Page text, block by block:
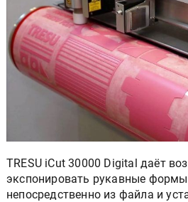
TRESU iCut 30000 Digital даёт
экспонировать рукавные
непосредственно из файла и